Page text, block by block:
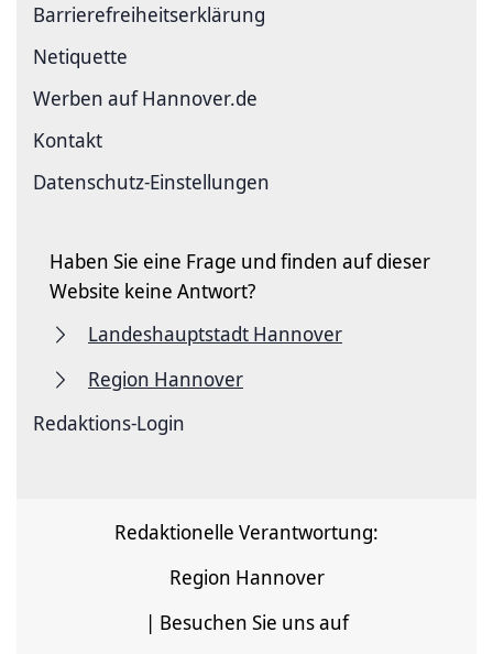
Barriere­freiheits­erklärung
Netiquette
Werben auf Hannover.de
Kontakt
Datenschutz-Einstellungen
Haben Sie eine Frage und finden auf dieser
Website keine Antwort?
Landeshauptstadt Hannover
Region Hannover
Redaktions-Login
Redaktionelle Verantwortung:
Region Hannover
| Besuchen Sie uns auf